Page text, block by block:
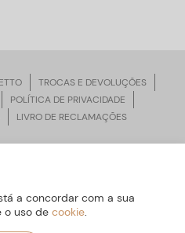
TROCAS E DEVOLUÇÕES
POLÍTICA DE PRIVACIDADE
LIVRO DE RECLAMAÇÕES
| Desenvolvido por
a concordar com a sua
o uso de cookie.